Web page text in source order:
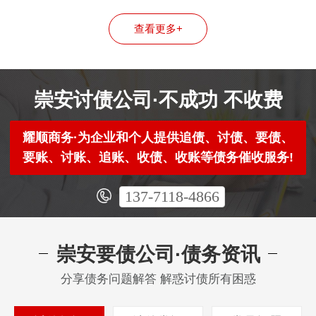
查看更多+
崇安讨债公司·不成功 不收费
耀顺商务·为企业和个人提供追债、讨债、要债、
要账、讨账、追账、收债、收账等债务催收服务!
137-7118-4866
崇安要债公司·债务资讯
分享债务问题解答 解惑讨债所有困惑